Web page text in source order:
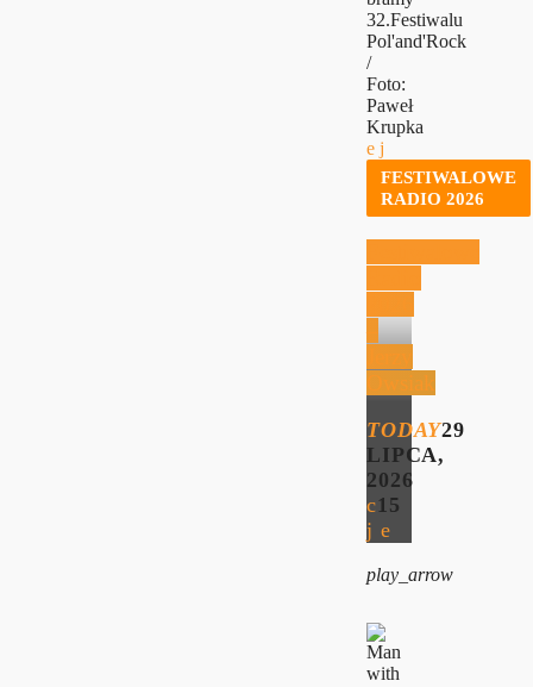
FESTIWALOWE
RADIO 2026
–
Owsiak
TODAY29
LIPCA,
2026
15
play_arrow